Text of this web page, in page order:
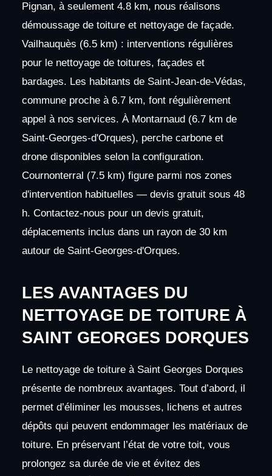
Pignan, à seulement 4.8 km, nous réalisons
démoussage de toiture et nettoyage de façade.
Vailhauquès (6.5 km) : interventions régulières
pour le nettoyage de toitures, façades et
bardages. Les habitants de Saint-Jean-de-Védas,
commune proche à 6.7 km, font régulièrement
appel à nos services. À Montarnaud (6.7 km de
Saint-Georges-d'Orques), perche carbone et
drone disponibles selon la configuration.
Cournonterral (7.5 km) figure parmi nos zones
d'intervention habituelles — devis gratuit sous 48
h. Contactez-nous pour un devis gratuit,
déplacements inclus dans un rayon de 30 km
autour de Saint-Georges-d'Orques.
LES AVANTAGES DU
NETTOYAGE DE TOITURE À
SAINT GEORGES DORQUES
Le nettoyage de toiture à Saint Georges Dorques
présente de nombreux avantages. Tout d’abord, il
permet d’éliminer les mousses, lichens et autres
dépôts qui peuvent endommager les matériaux de
toiture. En préservant l’état de votre toit, vous
prolongez sa durée de vie et évitez des